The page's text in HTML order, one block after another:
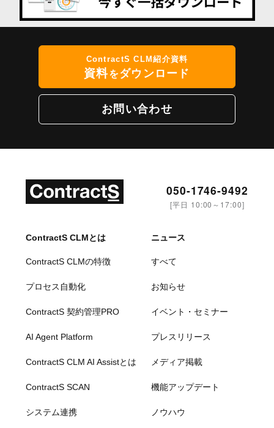
ContractS CLM紹介資料
資料をダウンロード
お問い合わせ
050-1746-9492
[平日 10:00～17:00]
ContractS CLMとは
ContractS CLMの特徴
プロセス自動化
ContractS 契約管理PRO
AI Agent Platform
ContractS CLM AI Assistとは
ContractS SCAN
システム連携
ニュース
すべて
お知らせ
イベント・セミナー
プレスリリース
メディア掲載
機能アップデート
ノウハウ